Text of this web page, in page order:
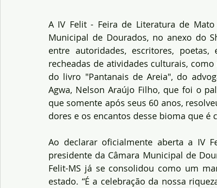
A IV Felit - Feira de Literatura de
Municipal de Dourados, no anexo do
entre autoridades, escritores,
recheadas de atividades culturais,
do livro "Pantanais de Areia", do
Agwa, Nelson Araújo Filho, que foi o
que somente após seus 60 anos,
dores e os encantos desse bioma que
Ao declarar oficialmente aberta a IV
presidente da Câmara Municipal de
Felit-MS já se consolidou como um
estado. “É a celebração da nossa